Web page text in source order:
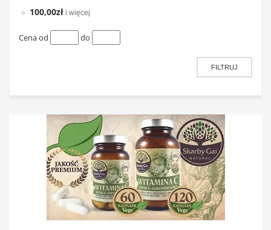
100,00zł i więcej
Cena od do
FILTRUJ